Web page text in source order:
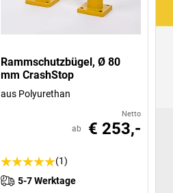
Rammschutzbügel, Ø 80
mm CrashStop
aus Polyurethan
Netto
ab € 253,-
(1)
5-7 Werktage